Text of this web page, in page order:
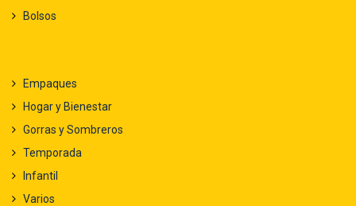
Bolsos
Empaques
Hogar y Bienestar
Gorras y Sombreros
Temporada
Infantil
Varios